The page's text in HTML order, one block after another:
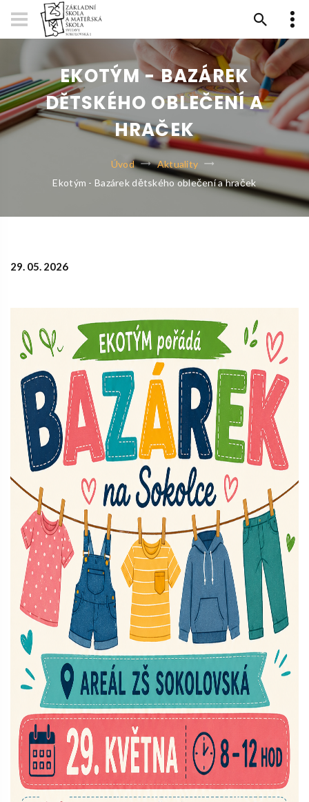
EKOTÝM - BAZÁREK
DĚTSKÉHO OBLEČENÍ A
HRAČEK
Úvod
Aktuality
Ekotým - Bazárek dětského oblečení a hraček
29. 05. 2026